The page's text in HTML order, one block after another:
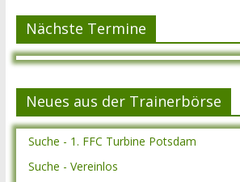
Nächste Termine
Neues aus der Trainerbörse
Suche - 1. FFC Turbine Potsdam
Suche - Vereinlos